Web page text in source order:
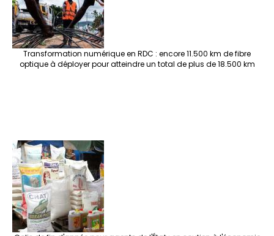
Transformation numérique en RDC : encore 11.500 km de fibre
optique à déployer pour atteindre un total de plus de 18.500 km